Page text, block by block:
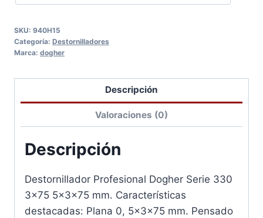
SKU: 940H15
Categoría: Destornilladores
Marca: dogher
Descripción
Valoraciones (0)
Descripción
Destornillador Profesional Dogher Serie 330
3×75 5x3x75 mm. Características
destacadas: Plana 0, 5x3x75 mm. Pensado